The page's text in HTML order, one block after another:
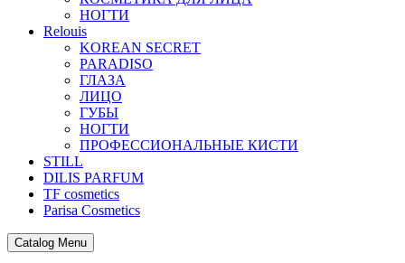
НОГТИ
Relouis
KOREAN SECRET
PARADISO
ГЛАЗА
ЛИЦО
ГУБЫ
НОГТИ
ПРОФЕССИОНАЛЬНЫЕ КИСТИ
STILL
DILIS PARFUM
TF cosmetics
Parisa Cosmetics
Catalog Menu